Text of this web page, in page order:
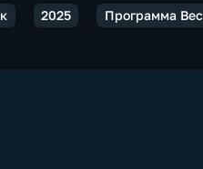
2025 Программа